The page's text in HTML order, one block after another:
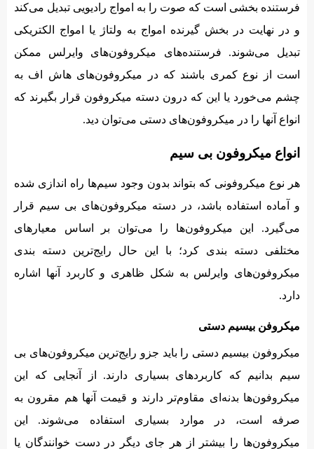
فرستنده بخشی است که صوت را به امواج رادیویی تبدیل می‌کند
و در نهایت در بخش گیرنده امواج به ولتاژ یا امواج الکتریکی
تبدیل می‌شوند. فرستنده‌های میکروفون‌های وایرلس ممکن
است از نوع کمری باشند که در میکروفون‌های هاش اف به
چشم می‌خورد یا این که درون دسته میکروفون قرار بگیرند که
انواع آنها را در میکروفون‌های دستی می‌توان دید.
انواع میکروفون بی سیم
هر نوع میکروفونی که بتواند بدون وجود سیم‌ها راه اندازی شده
و آماده استفاده باشد، در دسته میکروفون‌های بی سیم قرار
می‌گیرد. این میکروفون‌ها را می‌توان بر اساس معیارهای
مختلفی دسته بندی کرد؛ با این حال رایج‌ترین دسته بندی
میکروفون‌های وایرلس به شکل ظاهری و کاربرد آنها اشاره
دارد.
میکروفن بیسیم دستی
میکروفون بیسیم دستی را باید جزو رایج‌ترین میکروفون‌های بی
سیم بدانیم که کاربردهای بسیاری دارند. از آنجایی که این
میکروفون‌ها بدنه‌‌ای مقاوم‌تر دارند و قیمت آنها هم مقرون به
صرفه است، در موارد بسیاری استفاده می‌شوند. این
میکروفون‌ها را بیشتر از هر جای دیگر در دست خوانندگان یا